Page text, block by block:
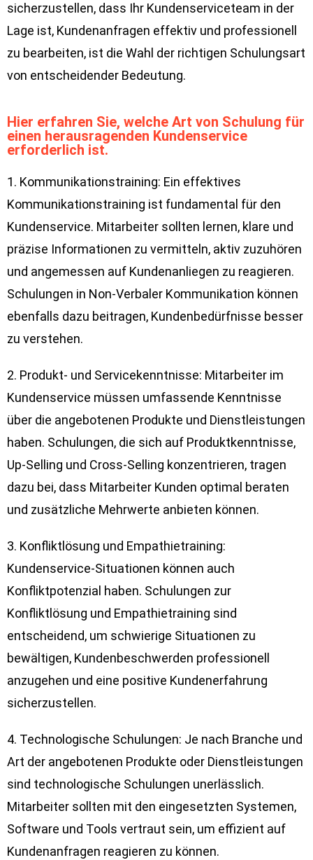
sicherzustellen, dass Ihr Kundenserviceteam in der
Lage ist, Kundenanfragen effektiv und professionell
zu bearbeiten, ist die Wahl der richtigen Schulungsart
von entscheidender Bedeutung.
Hier erfahren Sie, welche Art von Schulung für
einen herausragenden Kundenservice
erforderlich ist.
1. Kommunikationstraining: Ein effektives
Kommunikationstraining ist fundamental für den
Kundenservice. Mitarbeiter sollten lernen, klare und
präzise Informationen zu vermitteln, aktiv zuzuhören
und angemessen auf Kundenanliegen zu reagieren.
Schulungen in Non-Verbaler Kommunikation können
ebenfalls dazu beitragen, Kundenbedürfnisse besser
zu verstehen.
2. Produkt- und Servicekenntnisse: Mitarbeiter im
Kundenservice müssen umfassende Kenntnisse
über die angebotenen Produkte und Dienstleistungen
haben. Schulungen, die sich auf Produktkenntnisse,
Up-Selling und Cross-Selling konzentrieren, tragen
dazu bei, dass Mitarbeiter Kunden optimal beraten
und zusätzliche Mehrwerte anbieten können.
3. Konfliktlösung und Empathietraining:
Kundenservice-Situationen können auch
Konfliktpotenzial haben. Schulungen zur
Konfliktlösung und Empathietraining sind
entscheidend, um schwierige Situationen zu
bewältigen, Kundenbeschwerden professionell
anzugehen und eine positive Kundenerfahrung
sicherzustellen.
4. Technologische Schulungen: Je nach Branche und
Art der angebotenen Produkte oder Dienstleistungen
sind technologische Schulungen unerlässlich.
Mitarbeiter sollten mit den eingesetzten Systemen,
Software und Tools vertraut sein, um effizient auf
Kundenanfragen reagieren zu können.